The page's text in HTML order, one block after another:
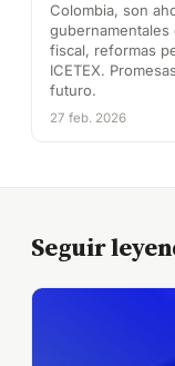
Colombia, son
fiscal, reformas
ICETEX.
futuro.
27 feb. 2026
Seguir